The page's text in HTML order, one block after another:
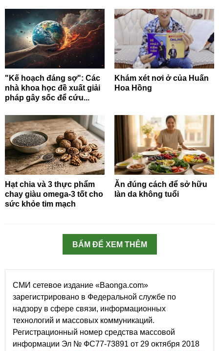
"Kế hoạch đáng sợ": Các
nhà khoa học đề xuất giải
pháp gây sốc để cứu...
Khám xét nơi ở của Huấn
Hoa Hồng
Hạt chia và 3 thực phẩm
chay giàu omega-3 tốt cho
sức khỏe tim mạch
Ăn đúng cách để sở hữu
làn da không tuổi
BẤM ĐỂ XEM THÊM
СМИ сетевое издание «Baonga.com»
зарегистрировано в Федеральной службе по
надзору в сфере связи, информационных
технологий и массовых коммуникаций.
Регистрационный номер средства массовой
информации Эл № ФС77-73891 от 29 октября 2018